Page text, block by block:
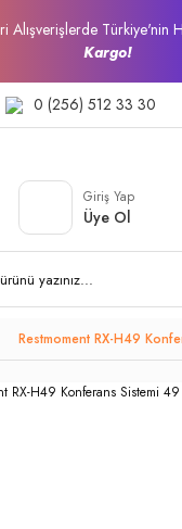
Alışverişlerde Türkiye'nin
Kargo!
0 (256) 512 33 30
Giriş Yap
Üye Ol
Restmoment RX-H49